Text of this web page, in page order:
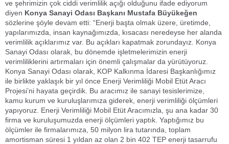
ve şehrimizin çok ciddi verimlilik açığı olduğunu ifade ediyorum
diyen Konya Sanayi Odası Başkanı Mustafa Büyükeğen
sözlerine şöyle devam etti: “Enerji başta olmak üzere, üretimde,
yapılarımızda, insan kaynağımızda, kısacası neredeyse her alanda
verimlilik açıklarımız var. Bu açıkları kapatmak zorundayız. Konya
Sanayi Odası olarak, bu dönemde işletmelerimizin enerji
verimliliklerini artırmaları için önemli çalışmalar da yürütüyoruz.
Konya Sanayi Odası olarak, KOP Kalkınma İdaresi Başkanlığımız
ile birlikte yaklaşık bir yıl önce Enerji Verimliliği Mobil Etüt Aracı
Projesi’ni hayata geçirdik. Bu aracımız ile sanayi tesislerimize,
kamu kurum ve kuruluşlarımıza giderek, enerji verimliliği ölçümleri
yapıyoruz. Enerji Verimliliği Mobil Etüt Aracımızla, şu ana kadar 30
firma ve kuruluşumuzda enerji ölçümleri yaptık. Yaptığımız bu
ölçümler ile firmalarımıza, 50 milyon lira tutarında, toplam
amortisman süresi 1 yıldan az olan 2 bin 402 TEP enerji tasarrufu